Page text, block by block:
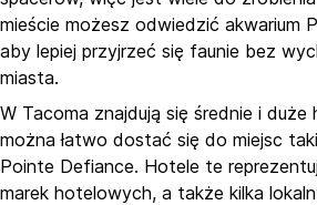
mieście możesz odwiedzić akwarium
aby lepiej przyjrzeć się faunie bez
miasta.
W Tacoma znajdują się średnie i
można łatwo dostać się do miejsc
Pointe Defiance. Hotele te
marek hotelowych, a także kilka